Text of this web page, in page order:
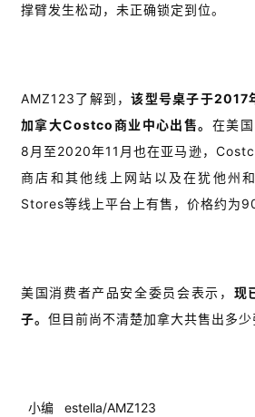
撑臂发生松动，未正确锁定到位。
AMZ123了解到，该型号桌子于2017
加拿大Costco商业中心出售。 在美
8月至2020年11月也在亚马逊，
商店和其他线上网站以及在犹他州
Stores等线上平台上有售，价格约为
美国消费者产品安全委员会表示， 现
子。 但目前尚不清楚加拿大共售出多少
小编 estella/AMZ123